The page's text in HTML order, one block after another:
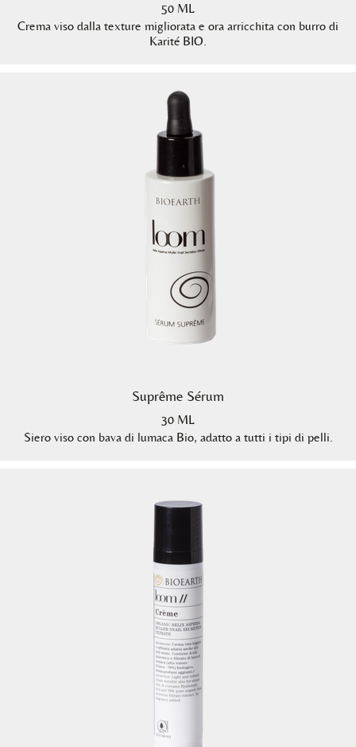
50 ML
Crema viso dalla texture migliorata e ora arricchita con burro di
Karité BIO.
Suprême Sérum
30 ML
Siero viso con bava di lumaca Bio, adatto a tutti i tipi di pelli.